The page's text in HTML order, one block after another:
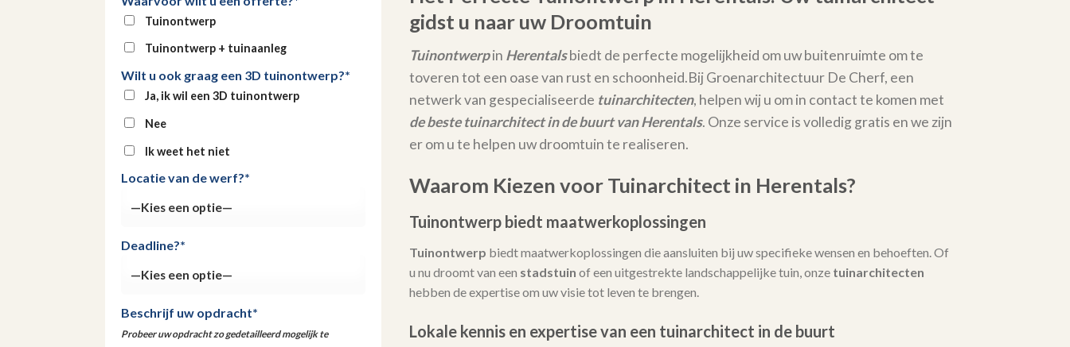
Tuinontwerp
Tuinontwerp + tuinaanleg
Wilt u ook graag een 3D tuinontwerp?*
Ja, ik wil een 3D tuinontwerp
Nee
Ik weet het niet
Locatie van de werf?*
Deadline?*
Beschrijf uw opdracht*
Probeer uw opdracht zo gedetailleerd mogelijk te
gidst u naar uw Droomtuin
Tuinontwerpin Herentalsbiedt de perfecte mogelijkheid om uw buitenruimte om te
toveren tot een oase van rust en schoonheid.Bij Groenarchitectuur De Cherf, een
netwerk van gespecialiseerde tuinarchitecten, helpen wij u om in contact te komen met
de beste tuinarchitect in de buurt van Herentals. Onze service is volledig gratis en we zijn
er om u te helpen uw droomtuin te realiseren.
Waarom Kiezen voor Tuinarchitect in Herentals?
Tuinontwerp biedt maatwerkoplossingen
Tuinontwerp biedt maatwerkoplossingen die aansluiten bij uw specifieke wensen en behoeften. Of
u nu droomt van een stadstuin of een uitgestrekte landschappelijke tuin, onze tuinarchitecten
hebben de expertise om uw visie tot leven te brengen.
Lokale kennis en expertise van een tuinarchitect in de buurt